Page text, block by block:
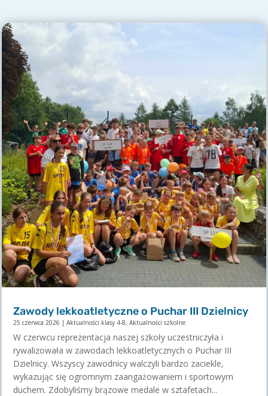
Zawody lekkoatletyczne o Puchar III Dzielnicy
25 czerwca 2026 |Aktualności klasy 4-8,Aktualności szkolne
W czerwcu reprezentacja naszej szkoły uczestniczyła i
rywalizowała w zawodach lekkoatletycznych o Puchar III
Dzielnicy. Wszyscy zawodnicy walczyli bardzo zaciekle,
wykazując się ogromnym zaangażowaniem i sportowym
duchem. Zdobyliśmy brązowe medale w sztafetach...